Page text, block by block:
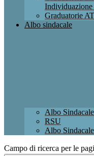
Individuazione
Graduatorie
Albo sindacale
Albo
RSU
Albo
Campo di ricerca per le